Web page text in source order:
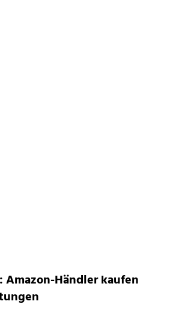
Amazon-Händler kaufen